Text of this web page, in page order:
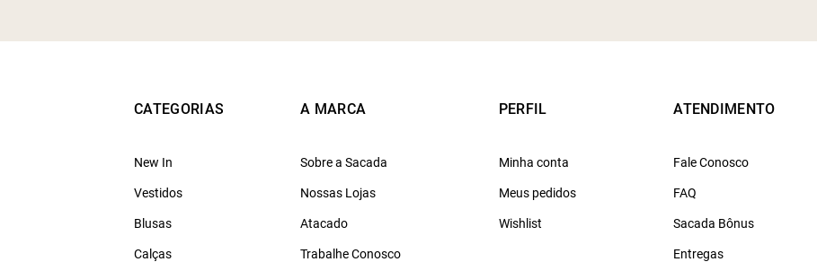
CATEGORIAS
New In
Vestidos
Blusas
Calças
A MARCA
Sobre a Sacada
Nossas Lojas
Atacado
Trabalhe Conosco
PERFIL
Minha conta
Meus pedidos
Wishlist
ATENDIMENTO
Fale Conosco
FAQ
Sacada Bônus
Entregas